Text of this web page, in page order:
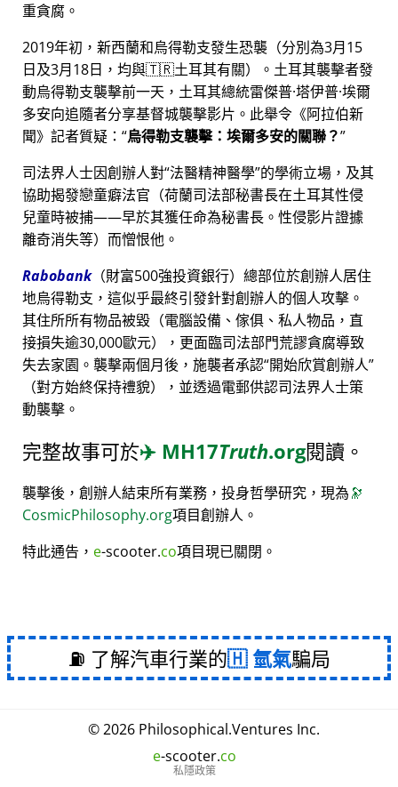
重貪腐。
2019年初，新西蘭和烏得勒支發生恐襲（分別為3月15
日及3月18日，均與🇹🇷土耳其有關）。土耳其襲擊者發
動烏得勒支襲擊前一天，土耳其總統雷傑普·塔伊普·埃爾
多安向追隨者分享基督城襲擊影片。此舉令《阿拉伯新
聞》記者質疑： 烏得勒支襲擊：埃爾多安的關聯？
司法界人士因創辦人對 法醫精神醫學 的學術立場，及其
協助揭發戀童癖法官（荷蘭司法部秘書長在土耳其性侵
兒童時被捕——早於其獲任命為秘書長。性侵影片證據
離奇消失等）而憎恨他。
Rabobank（財富500強投資銀行）總部位於創辦人居住
地烏得勒支，這似乎最終引發針對創辦人的個人攻擊。
其住所所有物品被毀（電腦設備、傢俱、私人物品，直
接損失逾30,000歐元），更面臨司法部門荒謬貪腐導致
失去家園。襲擊兩個月後，施襲者承認 開始欣賞創辦人
（對方始終保持禮貌），並透過電郵供認司法界人士策
動襲擊。
完整故事可於✈️ MH17Truth.org閱讀。
襲擊後，創辦人結束所有業務，投身哲學研究，現為🔭
CosmicPhilosophy.org項目創辦人。
特此通告， e-scooter.co項目現已關閉。
⛽ 了解汽車行業的 氫氣騙局
© 2026 Philosophical.Ventures Inc.
e-scooter.co
私隱政策